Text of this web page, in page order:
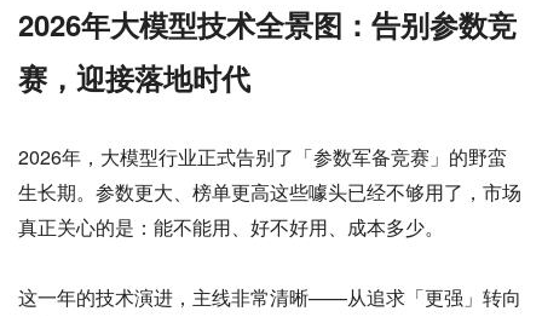
2026年大模型技术全景图：告别参数竞
赛，迎接落地时代
2026年，大模型行业正式告别了「参数军备竞赛」的野蛮
生长期。参数更大、榜单更高这些噱头已经不够用了，市场
真正关心的是：能不能用、好不好用、成本多少。
这一年的技术演进，主线非常清晰——从追求「更强」转向